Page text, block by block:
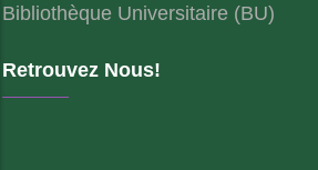
Bibliothèque Universitaire (BU)
Retrouvez Nous!